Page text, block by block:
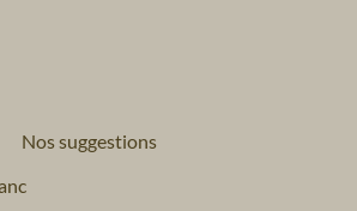
Nos suggestions